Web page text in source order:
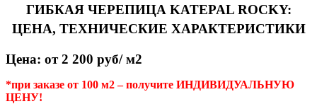
ГИБКАЯ ЧЕРЕПИЦА KATEPAL ROCKY:
ЦЕНА, ТЕХНИЧЕСКИЕ ХАРАКТЕРИСТИКИ
Цена: от 2 200 руб/ м2
*при заказе от 100 м2 – получите ИНДИВИДУАЛЬНУЮ
ЦЕНУ!